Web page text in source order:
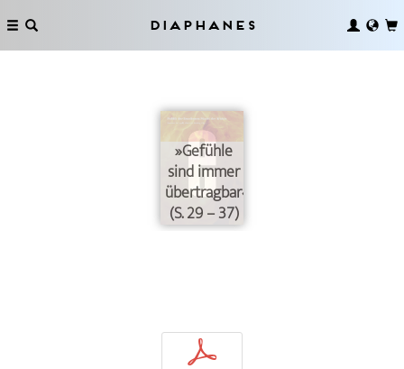
Diaphanes
»Gefühle
sind immer
übertragbar«
(S. 29 – 37)
p